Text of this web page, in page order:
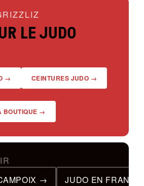
LE JUDO
→ CEINTURES JUDO →
BOUTIQUE →
→
JUDO EN